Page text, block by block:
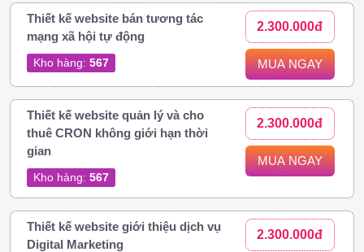
Thiết kế website bán tương tác
mạng xã hội tự động
Kho hàng: 567
2.300.000đ
MUA NGAY
Thiết kế website quản lý và cho
thuê CRON không giới hạn thời
gian
Kho hàng: 567
2.300.000đ
MUA NGAY
Thiết kế website giới thiệu dịch vụ
Digital Marketing
2.300.000đ